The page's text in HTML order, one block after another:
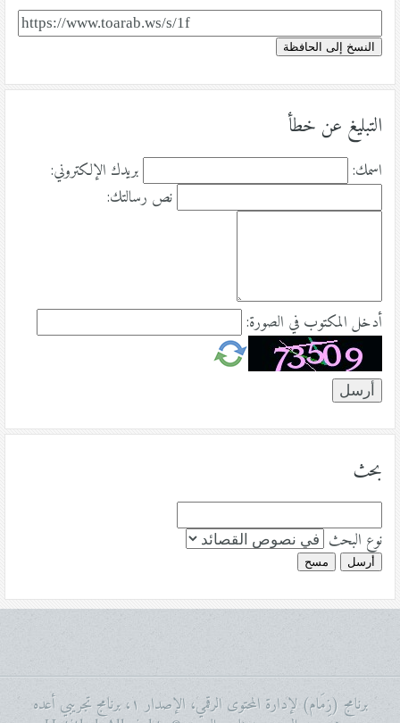
النسخ إلى الحافظة
التبليغ عن خطأ
اسمك:
بريدك الإلكتروني:
نص رسالتك:
أدخل المكتوب في الصورة:
بحث
نوع البحث
أرسل مسح
برنامج (زِمَام) لإدارة المحتوى الرقمي، الإصدار ١، برنامج تجريبي أعده